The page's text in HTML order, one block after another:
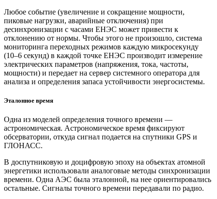
Любое событие (увеличение и сокращение мощности,
пиковые нагрузки, аварийные отключения) при
десинхронизации с часами ЕНЭС может привести к
отклонению от нормы. Чтобы этого не произошло, система
мониторинга переходных режимов каждую микросекунду
(10–6 секунд) в каждой точке ЕНЭС производит измерение
электрических параметров (напряжения, тока, частоты,
мощности) и передает на сервер системного оператора для
анализа и определения запаса устойчивости энергосистемы.
Эталонное время
Одна из моделей определения точного времени — ​
астрономическая. Астрономическое время фиксируют
обсерватории, откуда сигнал подается на спутники GPS и
ГЛОНАСС.
В доспутниковую и доцифровую эпоху на объектах атомной
энергетики использовали аналоговые методы синхронизации
времени. Одна АЭС была эталонной, на нее ориентировались
остальные. Сигналы точного времени передавали по радио.